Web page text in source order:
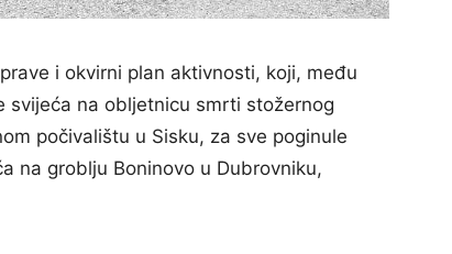
i okvirni plan aktivnosti, koji, među
svijeća na obljetnicu smrti stožernog
počivalištu u Sisku, za sve poginule
na groblju Boninovo u Dubrovniku,